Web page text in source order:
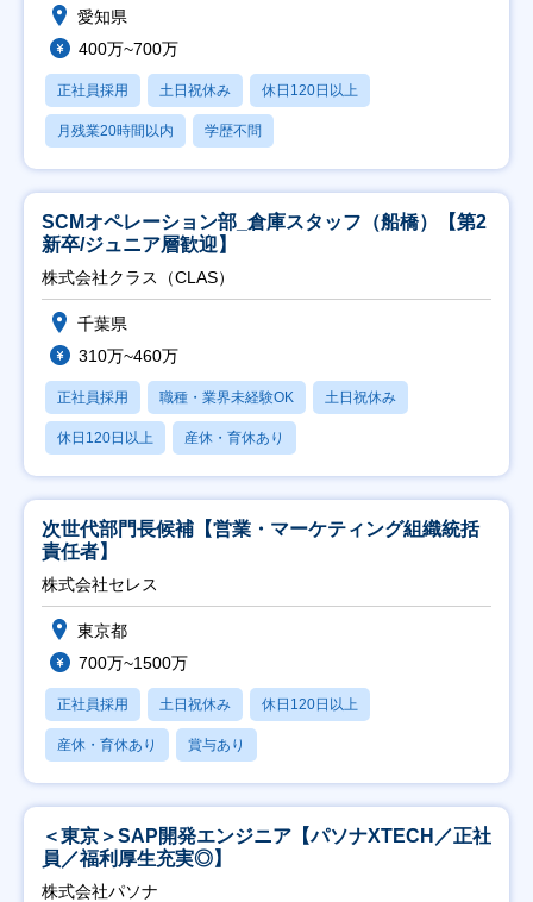
愛知県
400万~700万
正社員採用 土日祝休み 休日120日以上
月残業20時間以内 学歴不問
SCMオペレーション部_倉庫スタッフ（船橋）【第2
新卒/ジュニア層歓迎】
株式会社クラス（CLAS）
千葉県
310万~460万
正社員採用 職種・業界未経験OK 土日祝休み
休日120日以上 産休・育休あり
次世代部門長候補【営業・マーケティング組織統括
責任者】
株式会社セレス
東京都
700万~1500万
正社員採用 土日祝休み 休日120日以上
産休・育休あり 賞与あり
＜東京＞SAP開発エンジニア【パソナXTECH／正社
員／福利厚生充実◎】
株式会社パソナ